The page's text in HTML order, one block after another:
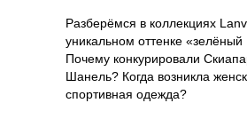
Разберёмся в коллекциях
уникальном оттенке «зелёный
Почему конкурировали
Шанель? Когда возникла
спортивная одежда?